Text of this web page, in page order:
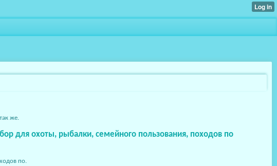
же.
для охоты, рыбалки, семейного пользования, походов по
по.